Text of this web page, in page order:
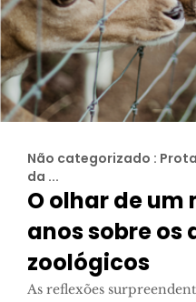
Não categorizado :
da ...
O olhar de um
anos sobre os
zoológicos
As reflexões